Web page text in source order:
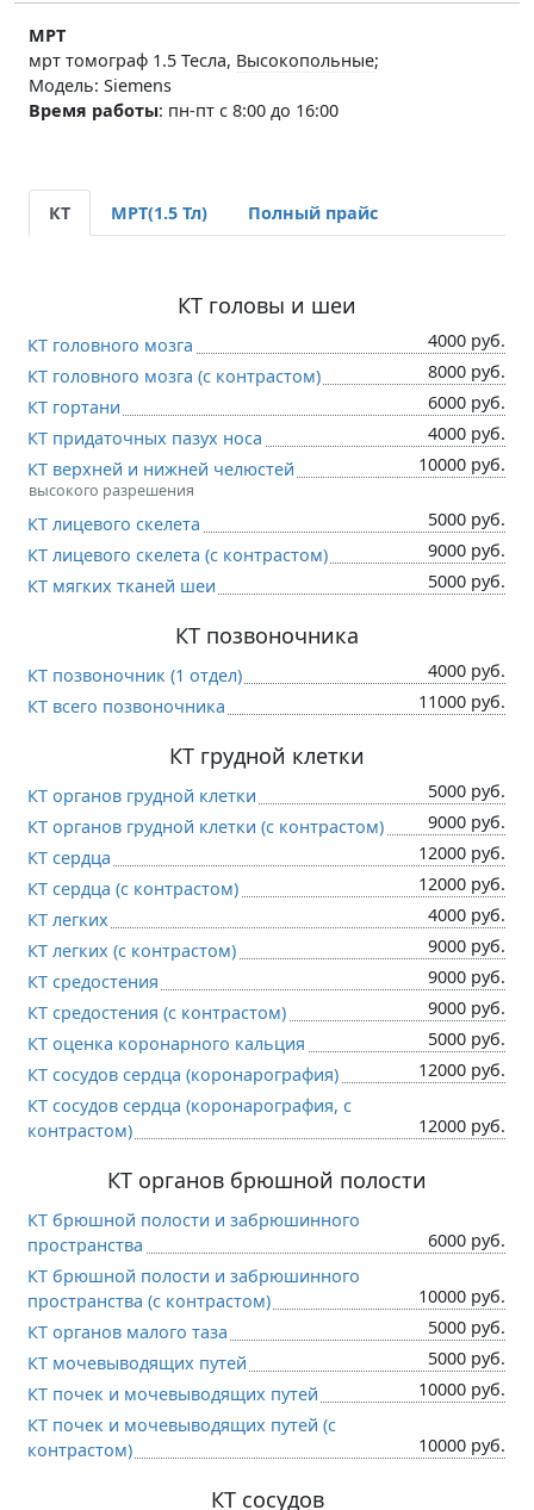
МРТ
мрт томограф 1.5 Тесла, Высокопольные;
Модель: Siemens
Время работы: пн-пт с 8:00 до 16:00
КТ МРТ(1.5 Тл) Полный прайс
КТ головы и шеи
КТ головного мозга
4000 руб.
КТ головного мозга (c контрастом)
8000 руб.
КТ гортани
6000 руб.
КТ придаточных пазух носа
4000 руб.
КТ верхней и нижней челюстей
10000 руб.
высокого разрешения
КТ лицевого скелета
5000 руб.
КТ лицевого скелета (c контрастом)
9000 руб.
КТ мягких тканей шеи
5000 руб.
КТ позвоночника
КТ позвоночник (1 отдел)
4000 руб.
КТ всего позвоночника
11000 руб.
КТ грудной клетки
КТ органов грудной клетки
5000 руб.
КТ органов грудной клетки (c контрастом)
9000 руб.
КТ сердца
12000 руб.
КТ сердца (c контрастом)
12000 руб.
КТ легких
4000 руб.
КТ легких (c контрастом)
9000 руб.
КТ средостения
9000 руб.
КТ средостения (c контрастом)
9000 руб.
КТ оценка коронарного кальция
5000 руб.
КТ сосудов сердца (коронарография)
12000 руб.
КТ сосудов сердца (коронарография, c
контрастом)
12000 руб.
КТ органов брюшной полости
КТ брюшной полости и забрюшинного
пространства
6000 руб.
КТ брюшной полости и забрюшинного
пространства (c контрастом)
10000 руб.
КТ органов малого таза
5000 руб.
КТ мочевыводящих путей
5000 руб.
КТ почек и мочевыводящих путей
10000 руб.
КТ почек и мочевыводящих путей (c
контрастом)
10000 руб.
КТ сосудов